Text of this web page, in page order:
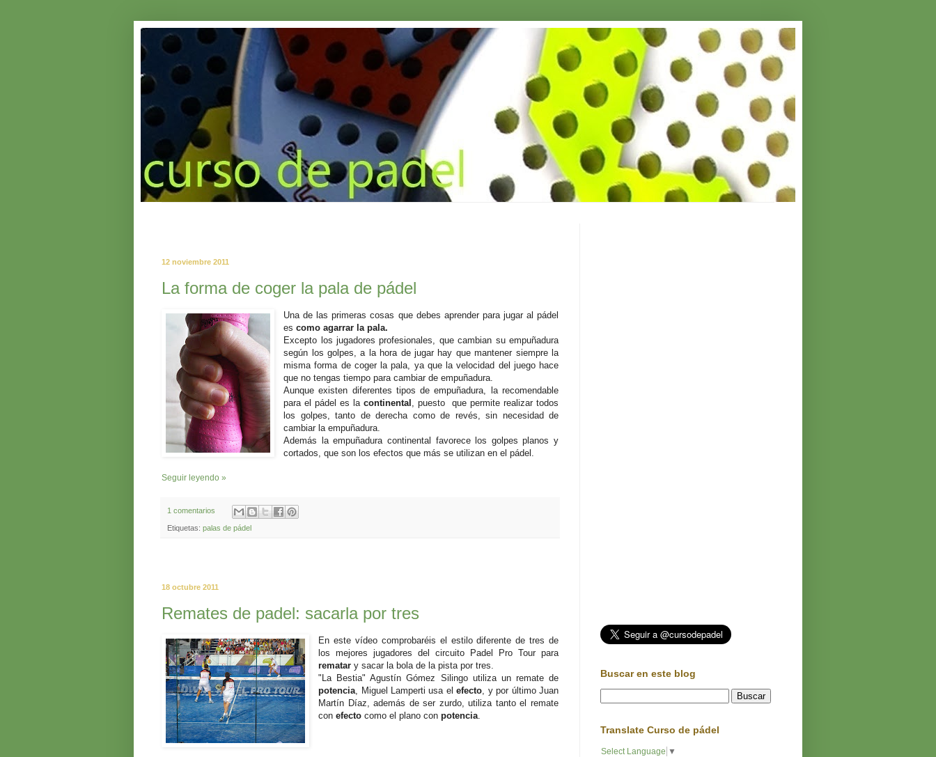
12 noviembre 2011
La forma de coger la pala de pádel
Una de las primeras cosas que debes aprender para jugar al pádel
escomo agarrar la pala.
Excepto los jugadores profesionales, que cambian su empuñadura
según los golpes, a la hora de jugar hay que mantener siempre la
misma forma de coger la pala, ya que la velocidad del juego hace
que no tengas tiempo para cambiar de empuñadura.
Aunque existen diferentes tipos de empuñadura, la recomendable
para el pádel es lacontinental , puesto que permite realizar todos
los golpes, tanto de derecha como de revés, sin necesidad de
cambiar la empuñadura.
Además la empuñadura continental favorece los golpes planos y
cortados, que son los efectos que más se utilizan en el pádel.
Seguir leyendo »
1 comentarios
Etiquetas: palas de pádel
18 octubre 2011
Remates de padel: sacarla por tres
En este vídeo comprobaréis el estilo diferente de tres de
los mejores jugadores del circuito Padel Pro Tour para
rematary sacar la bola de la pista por tres.
"La Bestia" Agustín Gómez Silingo utiliza un remate de
potencia , Miguel Lamperti usa elefecto , y por último Juan
Martín Díaz, además de ser zurdo, utiliza tanto el remate
conefectocomo el plano conpotencia
Buscar en este blog
Translate Curso de pádel
Select Language ▼